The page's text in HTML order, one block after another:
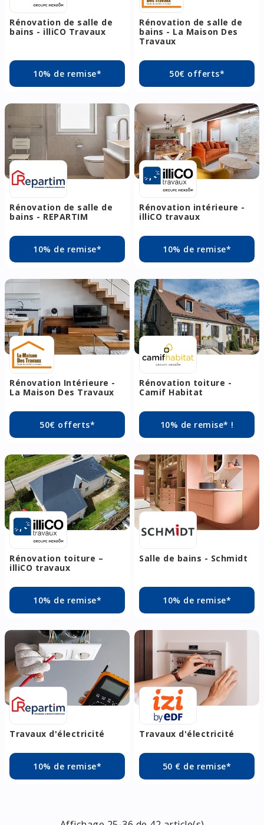
Rénovation de salle de
bains - illiCO Travaux
10% de remise*
Rénovation de salle de
bains - La Maison Des
Travaux
50€ offerts*
Rénovation de salle de
bains - REPARTIM
10% de remise*
Rénovation intérieure -
illiCO travaux
10% de remise*
Rénovation Intérieure -
La Maison Des Travaux
50€ offerts*
Rénovation toiture -
Camif Habitat
10% de remise* !
Rénovation toiture –
illiCO travaux
10% de remise*
Salle de bains - Schmidt
10% de remise*
Travaux d'électricité
10% de remise*
Travaux d'électricité
50 € de remise*